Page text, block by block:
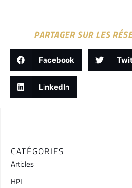
PARTAGER SUR LES
Facebook
LinkedIn
CATÉGORIES
Articles
HPI